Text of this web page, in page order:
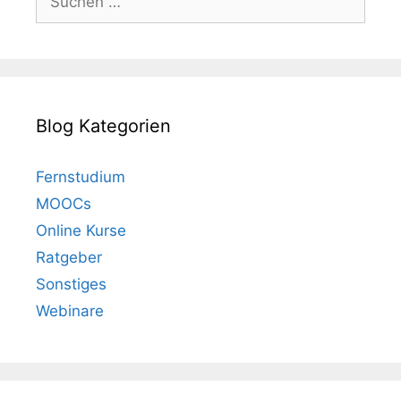
nach:
Blog Kategorien
Fernstudium
MOOCs
Online Kurse
Ratgeber
Sonstiges
Webinare